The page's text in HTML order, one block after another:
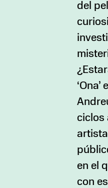
del
ciclos
en el
con